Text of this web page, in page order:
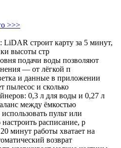
>>>
LiDAR строит карту за 5 минут,
высоты стр
подачи воды позволяют
— от лёгкой п
и данные в приложении
пылесос и сколько
0,3 л для воды и 0,27 л
между ёмкостью
пульт или
расписание, р
минут работы хватает на
возврат